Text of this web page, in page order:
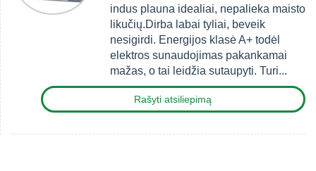
indus plauna idealiai, nepalieka maisto
likučių.Dirba labai tyliai, beveik
nesigirdi. Energijos klasė A+ todėl
elektros sunaudojimas pakankamai
mažas, o tai leidžia sutaupyti. Turi...
Rašyti atsiliepimą